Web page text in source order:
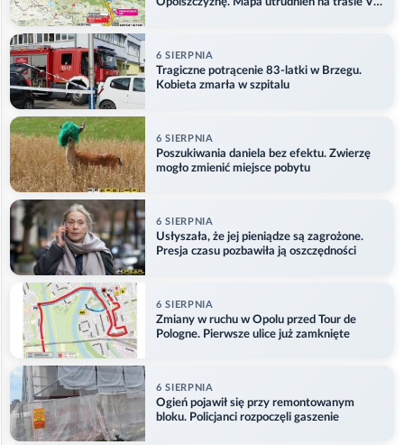
6 SIERPNIA
Tragiczne potrącenie 83-latki w Brzegu.
Kobieta zmarła w szpitalu
6 SIERPNIA
Poszukiwania daniela bez efektu. Zwierzę
mogło zmienić miejsce pobytu
6 SIERPNIA
Usłyszała, że jej pieniądze są zagrożone.
Presja czasu pozbawiła ją oszczędności
6 SIERPNIA
Zmiany w ruchu w Opolu przed Tour de
Pologne. Pierwsze ulice już zamknięte
6 SIERPNIA
Ogień pojawił się przy remontowanym
bloku. Policjanci rozpoczęli gaszenie